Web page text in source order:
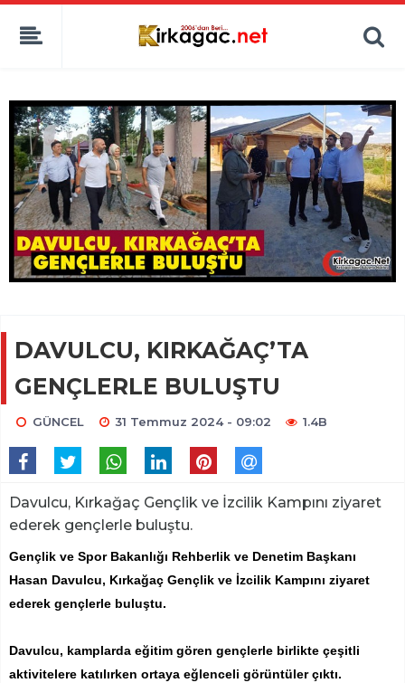
DAVULCU, KIRKAĞAÇ’TA
GENÇLERLE BULUŞTU
GÜNCEL 31 Temmuz 2024 - 09:02 1.4B
Davulcu, Kırkağaç Gençlik ve İzcilik Kampını ziyaret
ederek gençlerle buluştu.
Gençlik ve Spor Bakanlığı Rehberlik ve Denetim Başkanı
Hasan Davulcu, Kırkağaç Gençlik ve İzcilik Kampını ziyaret
ederek gençlerle buluştu.
Davulcu, kamplarda eğitim gören gençlerle birlikte çeşitli
aktivitelere katılırken ortaya eğlenceli görüntüler çıktı.